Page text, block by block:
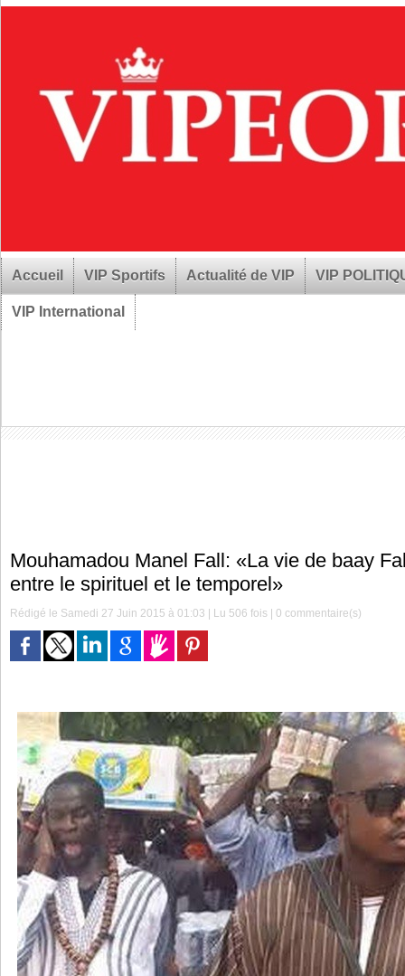
Accueil VIP Sportifs Actualité de VIP VIP
VIP International
Mouhamadou Manel Fall: «La vie de baay
entre le spirituel et le temporel»
Rédigé le Samedi 27 Juin 2015 à 01:03 | Lu 506 fois |0 commentaire(s)